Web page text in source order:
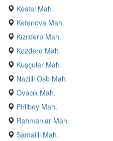
Kestel Mah.
Ketenova Mah.
Kızıldere Mah.
Kozdere Mah.
Kuşçular Mah.
Nazilli Osb Mah.
Ovacık Mah.
Pirlibey Mah.
Rahmanlar Mah.
Samailli Mah.